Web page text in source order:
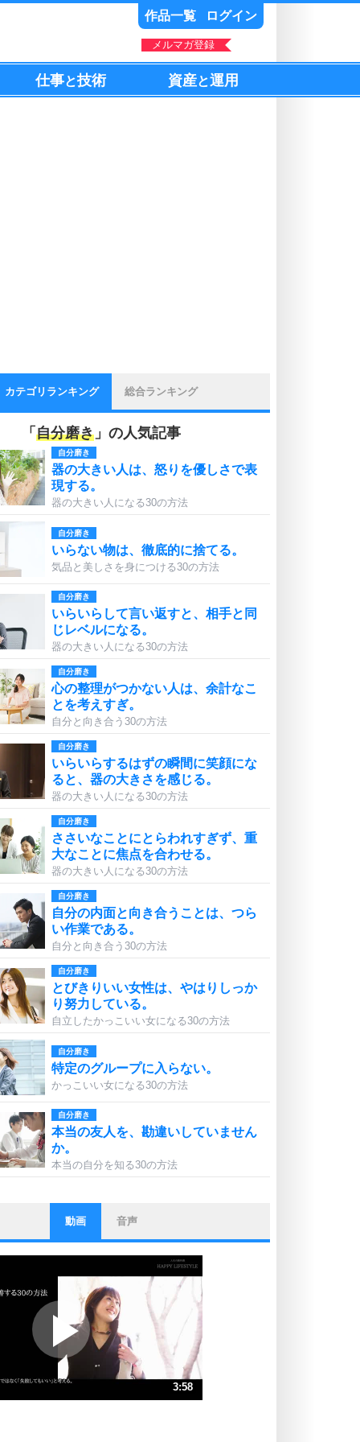
作品一覧 ログイン
メルマガ登録
仕事と技術 資産と運用
カテゴリランキング 総合ランキング
「 自分磨き 」の人気記事
自分磨き
器の大きい人は、怒りを優しさで表
現する。
器の大きい人になる30の方法
自分磨き
いらない物は、徹底的に捨てる。
気品と美しさを身につける30の方法
自分磨き
いらいらして言い返すと、相手と同
じレベルになる。
器の大きい人になる30の方法
自分磨き
心の整理がつかない人は、余計なこ
とを考えすぎ。
自分と向き合う30の方法
自分磨き
いらいらするはずの瞬間に笑顔にな
ると、器の大きさを感じる。
器の大きい人になる30の方法
自分磨き
ささいなことにとらわれすぎず、重
大なことに焦点を合わせる。
器の大きい人になる30の方法
自分磨き
自分の内面と向き合うことは、つら
い作業である。
自分と向き合う30の方法
自分磨き
とびきりいい女性は、やはりしっか
り努力している。
自立したかっこいい女になる30の方法
自分磨き
特定のグループに入らない。
かっこいい女になる30の方法
自分磨き
本当の友人を、勘違いしていません
か。
本当の自分を知る30の方法
ストレス対策
他人と比べない。
いっそのこと、他人を見ない。
いらいらしない人になる30の方法
プラス思考
ポジティブになれない原因は、行動
しないから。
ポジティブ思考になる30の方法
ストレス対策
動画 音声
3:58